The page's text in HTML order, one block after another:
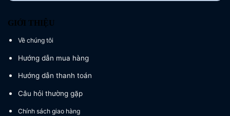
GIỚI THIỆU
Về chúng tôi
Hướng dẫn mua hàng
Hướng dẫn thanh toán
Câu hỏi thường gặp
Chính sách giao hàng